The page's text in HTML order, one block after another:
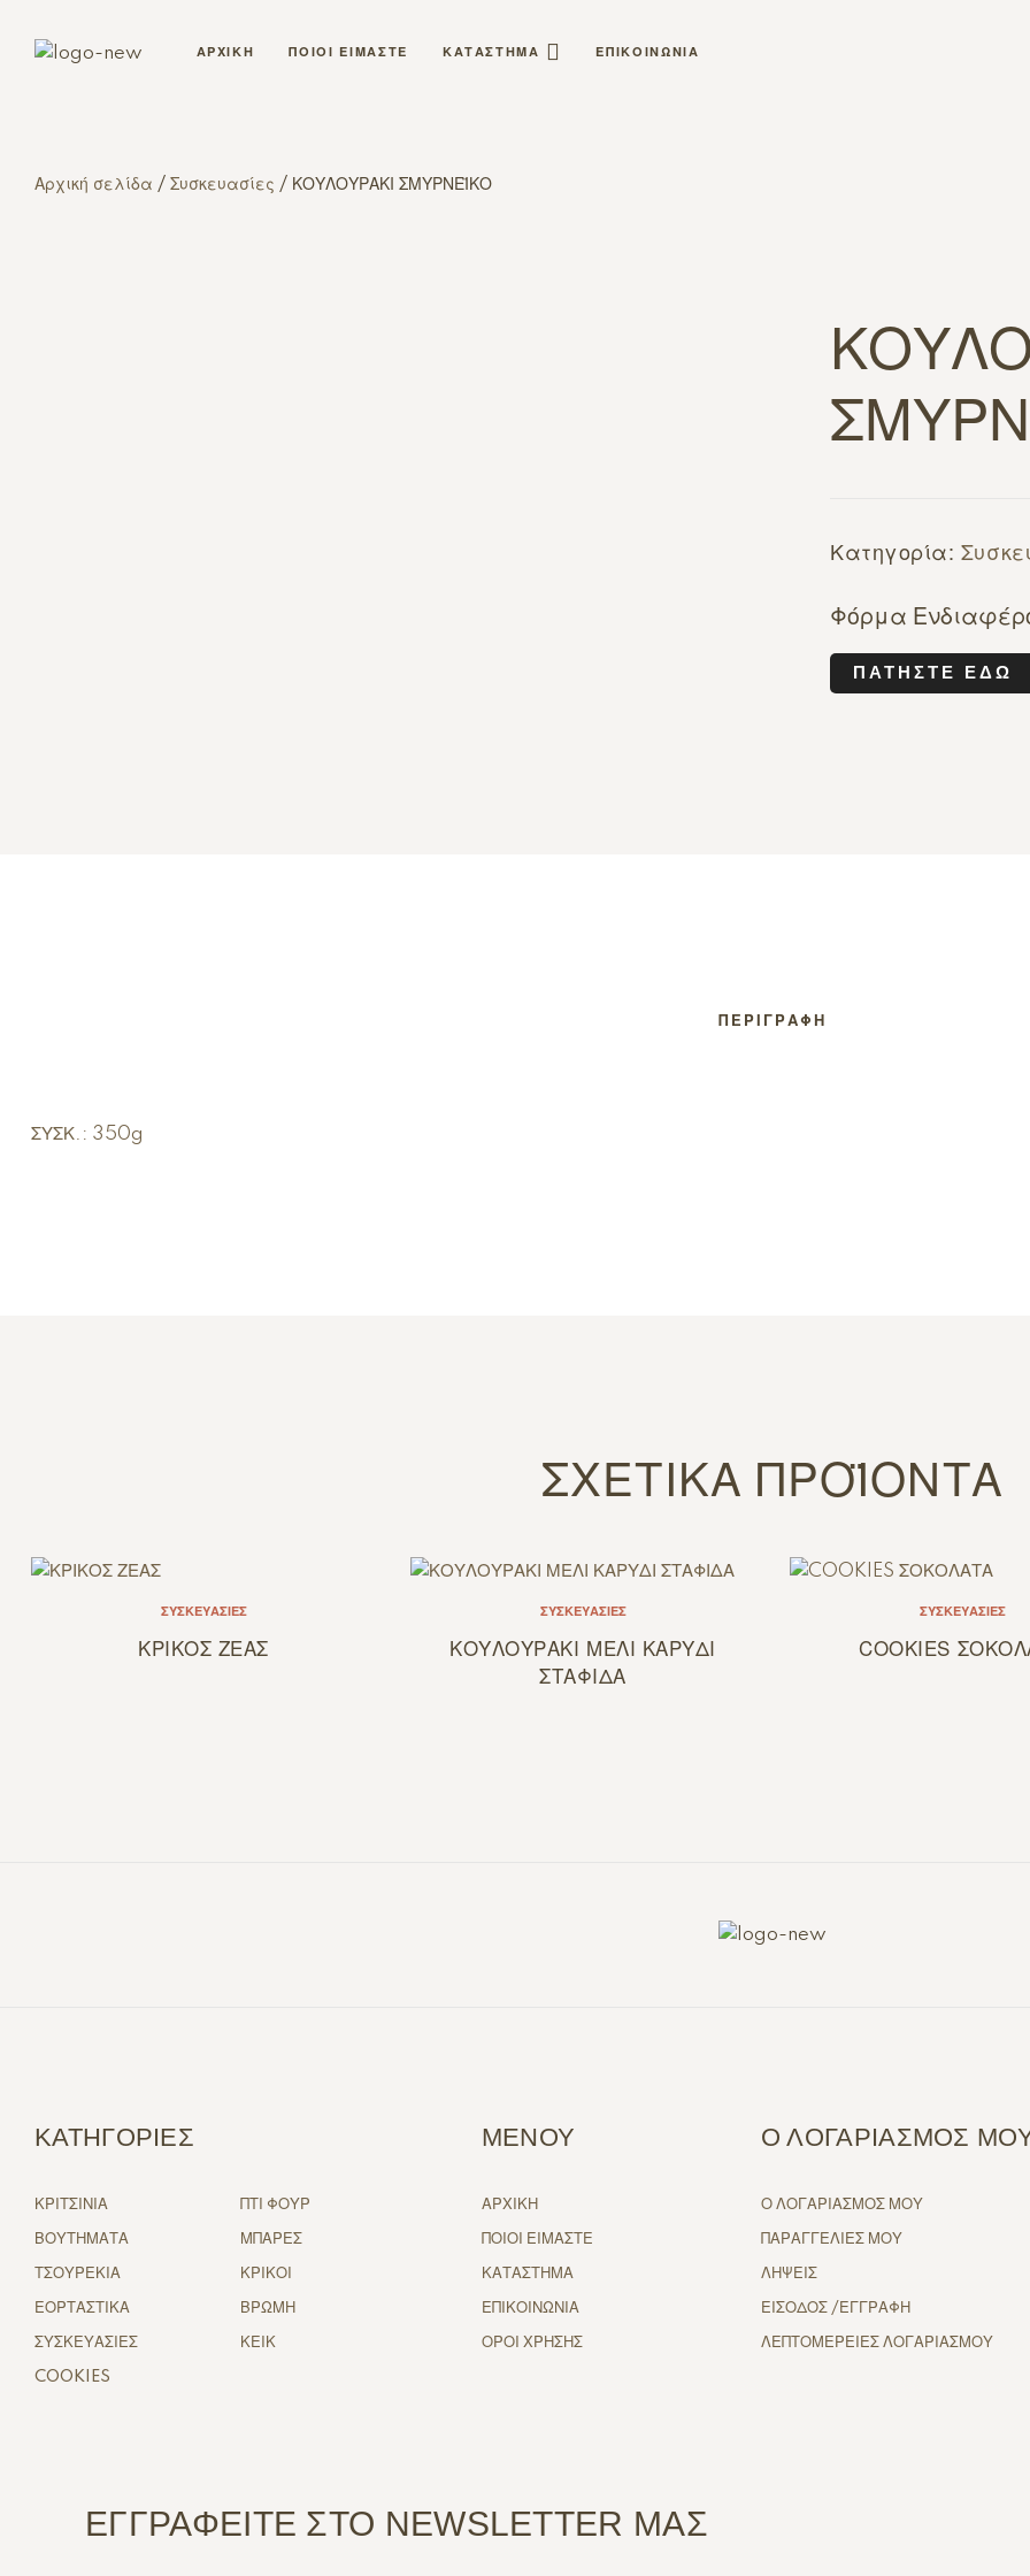
ΑΡΧΙΚΗ ΠΟΙΟΙ ΕΙΜΑΣΤΕ ΚΑΤΑΣΤΗΜΑ ΕΠΙΚΟΙΝΩΝΙΑ
Αρχική σελίδα / Συσκευασίες / ΚΟΥΛΟΥΡΑΚΙ ΣΜΥΡΝΕΪΚΟ
Κατηγορία:
Φόρμα
ΠΑΤΉΣΤΕ ΕΔΏ
ΠΕΡΙΓΡΑΦΉ
ΣΥΣΚ.: 350g
ΣΧΕΤΙΚΆ ΠΡΟΪΌΝΤΑ
ΣΥΣΚΕΥΑΣΊΕΣ
ΚΡΙΚΟΣ ΖΕΑΣ
ΣΥΣΚΕΥΑΣΊΕΣ
ΚΟΥΛΟΥΡΑΚΙ ΜΕΛΙ ΚΑΡΥΔΙ
ΣΤΑΦΙΔΑ
ΣΥΣΚΕΥΑΣΊΕΣ
COOKIES
ΚΑΤΗΓΟΡΙΕΣ
ΚΡΙΤΣΙΝΙΑ
ΒΟΥΤΗΜΑΤΑ
ΤΣΟΥΡΕΚΙΑ
ΕΟΡΤΑΣΤΙΚΑ
ΣΥΣΚΕΥΑΣΙΕΣ
COOKIES
ΠΤΙ ΦΟΥΡ
ΜΠΑΡΕΣ
ΚΡΙΚΟΙ
ΒΡΩΜΗ
ΚΕΙΚ
ΜΕΝΟΥ
ΑΡΧΙΚΗ
ΠΟΙΟΙ ΕΙΜΑΣΤΕ
ΚΑΤΑΣΤΗΜΑ
ΕΠΙΚΟΙΝΩΝΙΑ
ΟΡΟΙ ΧΡΗΣΗΣ
Ο ΛΟΓΑΡΙΑΣΜΟΣ
Ο ΛΟΓΑΡΙΑΣΜΟΣ ΜΟΥ
ΠΑΡΑΓΓΕΛΙΕΣ ΜΟΥ
ΛΗΨΕΙΣ
ΕΙΣΟΔΟΣ /ΕΓΓΡΑΦΗ
ΛΕΠΤΟΜΕΡΕΙΕΣ ΛΟΓΑΡΙΑΣΜΟΥ
ΕΓΓΡΑΦΕΙΤΕ ΣΤΟ NEWSLETTER ΜΑΣ